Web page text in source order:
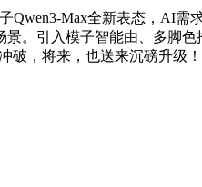
Max全新表态，AI需
。引入模子智能由、多脚
破，将来，也送来沉磅升级！